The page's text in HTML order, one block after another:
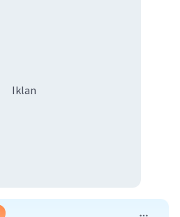
Iklan